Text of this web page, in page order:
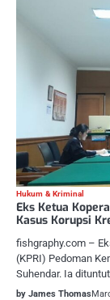
Hukum & Kriminal
Eks Ketua
Kasus Korupsi
fishgraphy.com –
(KPRI) Pedoman
Suhendar. Ia
by James Thomas